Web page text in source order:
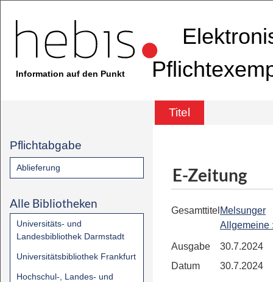
Information auf den Punkt
Titel
Pflichtabgabe
Ablieferung
Alle Bibliotheken
Universitäts- und
Landesbibliothek Darmstadt
Universitätsbibliothek Frankfurt
Hochschul-, Landes- und
E-Zeitung
Gesamttitel Melsunger
Allgemeine
Ausgabe
30.7.2024
Datum
30.7.2024